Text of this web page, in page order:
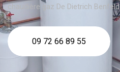
chaudière gaz De Dietrich Benfeld
09 72 66 89 55